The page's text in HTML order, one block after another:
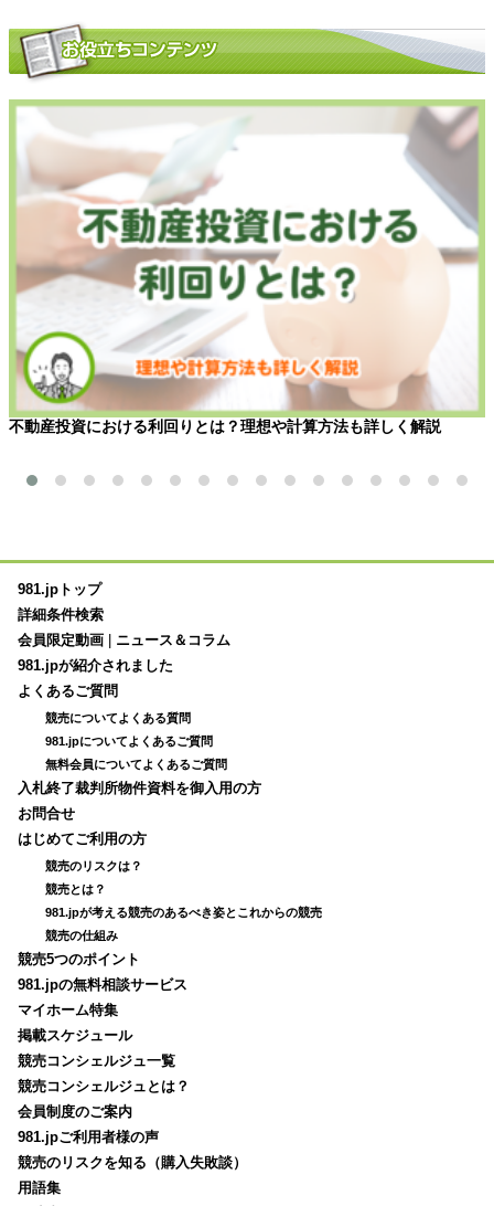
不動産投資における利回りとは？理想や計算方法も詳しく解説
981.jpトップ
詳細条件検索
会員限定動画
ニュース＆コラム
981.jpが紹介されました
よくあるご質問
競売についてよくある質問
981.jpについてよくあるご質問
無料会員についてよくあるご質問
入札終了裁判所物件資料を御入用の方
お問合せ
はじめてご利用の方
競売のリスクは？
競売とは？
981.jpが考える競売のあるべき姿とこれからの競売
競売の仕組み
競売5つのポイント
981.jpの無料相談サービス
マイホーム特集
掲載スケジュール
競売コンシェルジュ一覧
競売コンシェルジュとは？
会員制度のご案内
981.jpご利用者様の声
競売のリスクを知る（購入失敗談）
用語集